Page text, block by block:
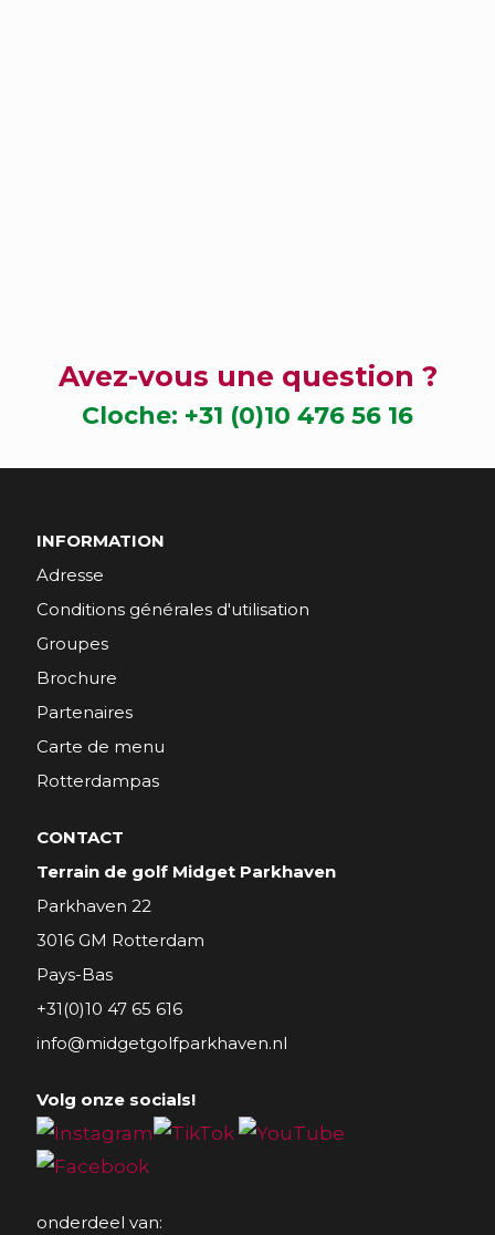
Avez-vous une question ?
Cloche: +31 (0)10 476 56 16
INFORMATION
Adresse
Conditions générales d'utilisation
Groupes
Brochure
Partenaires
Carte de menu
Rotterdampas
CONTACT
Terrain de golf Midget Parkhaven
Parkhaven 22
3016 GM Rotterdam
Pays-Bas
+31(0)10 47 65 616
info@midgetgolfparkhaven.nl
Volg onze socials!
onderdeel van: